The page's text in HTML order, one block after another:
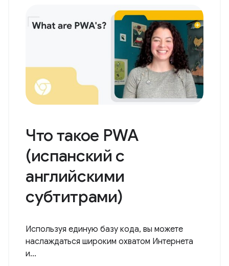
Что такое PWA
(испанский с
английскими
субтитрами)
Используя единую базу кода, вы можете
наслаждаться широким охватом Интернета
и...